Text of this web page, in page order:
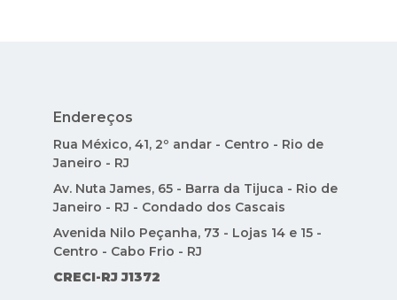
Endereços
Rua México, 41, 2º andar - Centro - Rio de
Janeiro - RJ
Av. Nuta James, 65 - Barra da Tijuca - Rio de
Janeiro - RJ - Condado dos Cascais
Avenida Nilo Peçanha, 73 - Lojas 14 e 15 -
Centro - Cabo Frio - RJ
CRECI-RJ J1372